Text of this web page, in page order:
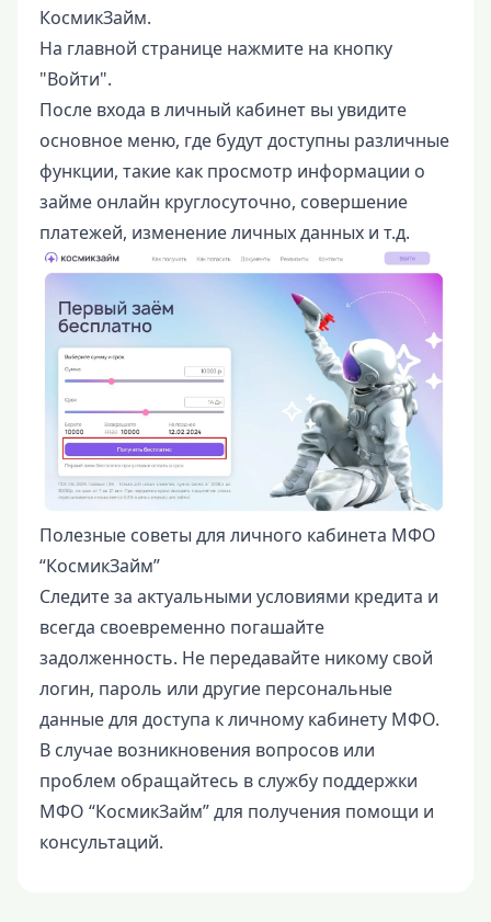
КосмикЗайм.
На главной странице нажмите на кнопку
"Войти".
После входа в личный кабинет вы увидите
основное меню, где будут доступны различные
функции, такие как просмотр информации о
займе онлайн круглосуточно, совершение
платежей, изменение личных данных и т.д.
Полезные советы для личного кабинета МФО
“КосмикЗайм”
Следите за актуальными условиями кредита и
всегда своевременно погашайте
задолженность. Не передавайте никому свой
логин, пароль или другие персональные
данные для доступа к личному кабинету МФО.
В случае возникновения вопросов или
проблем обращайтесь в службу поддержки
МФО “КосмикЗайм” для получения помощи и
консультаций.